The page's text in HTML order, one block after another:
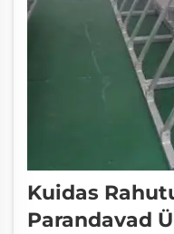
Kuidas
Parandavad